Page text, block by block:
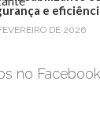
e
DE 2026
no Facebook